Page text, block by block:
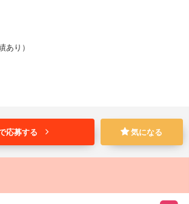
あり）
応募する 気になる